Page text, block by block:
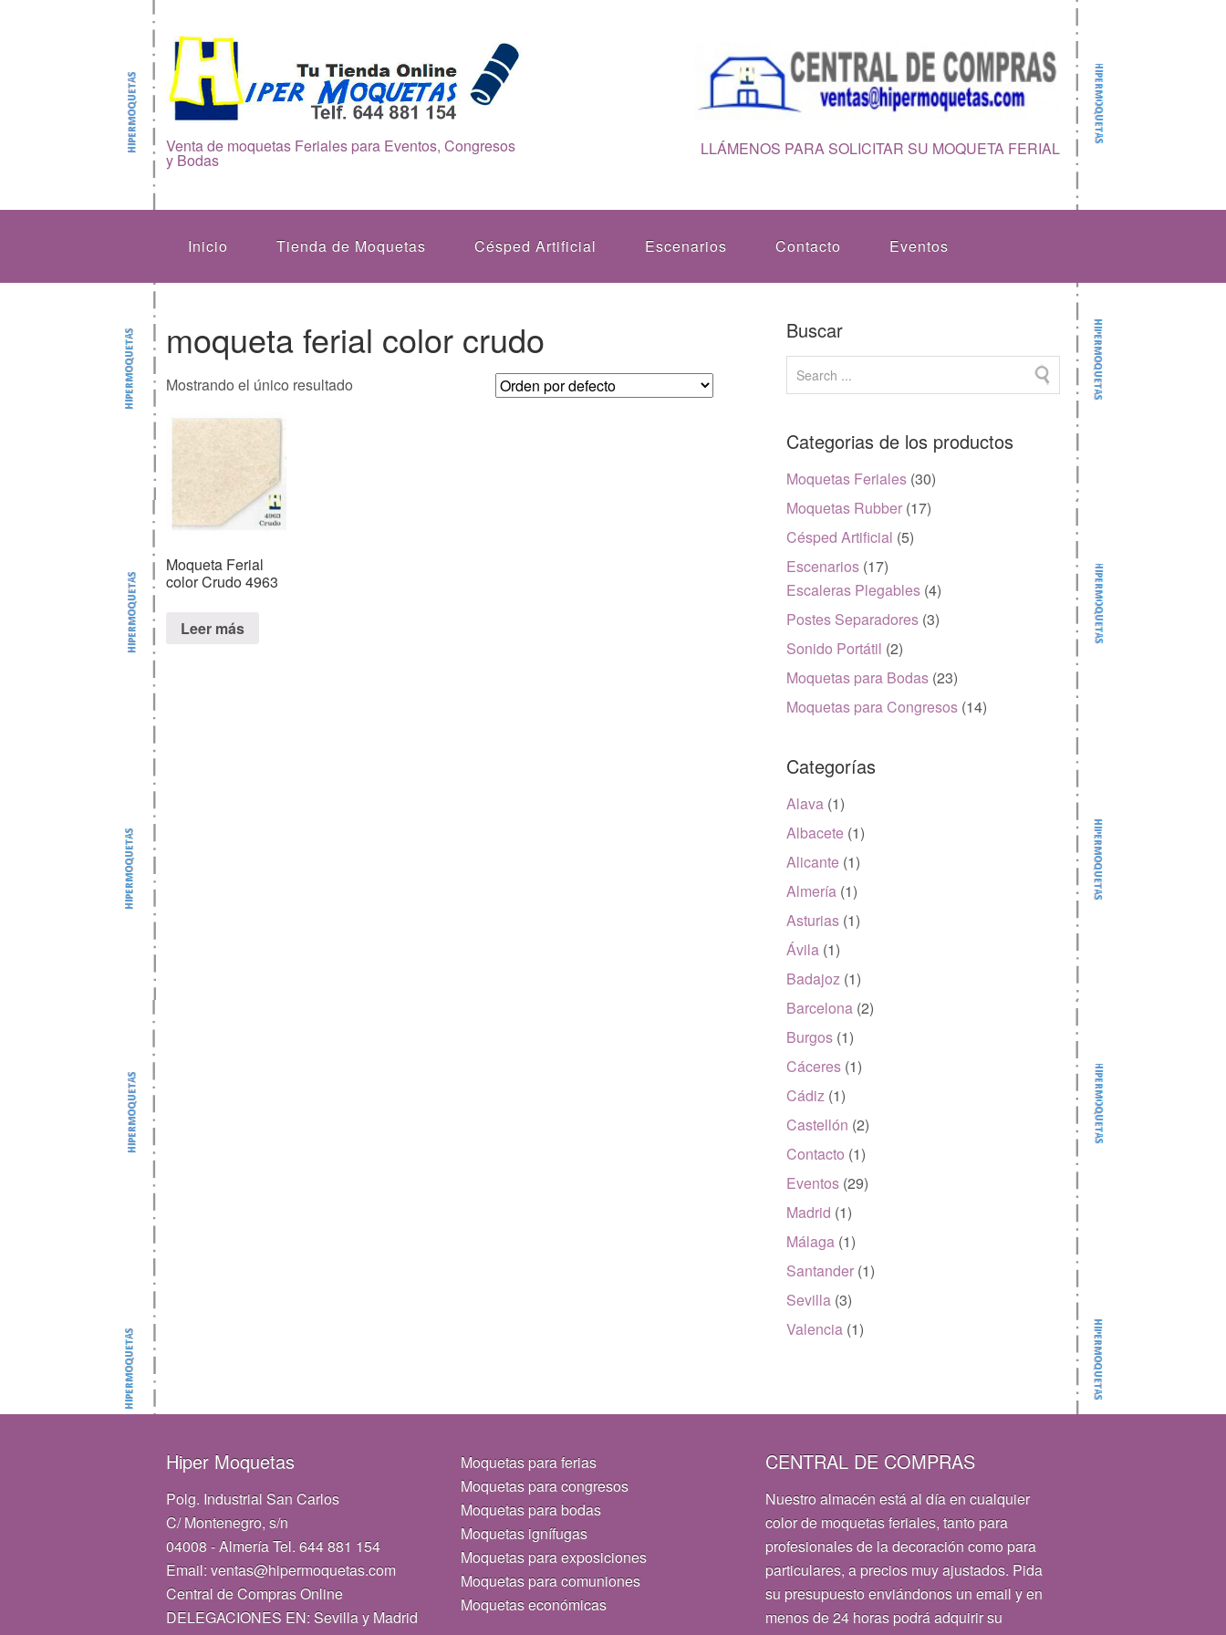
Venta de moquetas Feriales para Eventos, Congresos
y Bodas
LLÁMENOS PARA SOLICITAR SU MOQUETA FERIAL
Inicio Tienda de Moquetas Césped Artificial Escenarios Contacto Eventos
moqueta ferial color crudo
Mostrando el único resultado
Moqueta Ferial
color Crudo 4963
Leer más
Buscar
Categorias de los productos
Moquetas Feriales (30)
Moquetas Rubber (17)
Césped Artificial (5)
Escenarios (17)
Escaleras Plegables (4)
Postes Separadores (3)
Sonido Portátil (2)
Moquetas para Bodas (23)
Moquetas para Congresos (14)
Categorías
Alava (1)
Albacete (1)
Alicante (1)
Almería (1)
Asturias (1)
Ávila (1)
Badajoz (1)
Barcelona (2)
Burgos (1)
Cáceres (1)
Cádiz (1)
Castellón (2)
Contacto (1)
Eventos (29)
Madrid (1)
Málaga (1)
Santander (1)
Sevilla (3)
Valencia (1)
Hiper Moquetas
Polg. Industrial San Carlos
C/ Montenegro, s/n
04008 - Almería Tel. 644 881 154
Email: ventas@hipermoquetas.com
Central de Compras Online
DELEGACIONES EN: Sevilla y Madrid
Moquetas para ferias
Moquetas para congresos
Moquetas para bodas
Moquetas ignífugas
Moquetas para exposiciones
Moquetas para comuniones
Moquetas económicas
CENTRAL DE COMPRAS
Nuestro almacén está al día en cualquier
color de moquetas feriales, tanto para
profesionales de la decoración como para
particulares, a precios muy ajustados. Pida
su presupuesto enviándonos un email y en
menos de 24 horas podrá adquirir su